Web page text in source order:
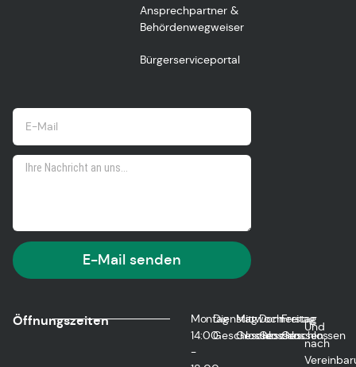
Ansprechpartner &
Behördenwegweiser
Bürgerserviceportal
E-Mail senden
Öffnungszeiten
Montag
14:00
-
Dienstag
Geschlossen
Mittwoch
Geschlossen
Donnerstag
Geschlossen
Freitag
Geschlossen
Und
nach